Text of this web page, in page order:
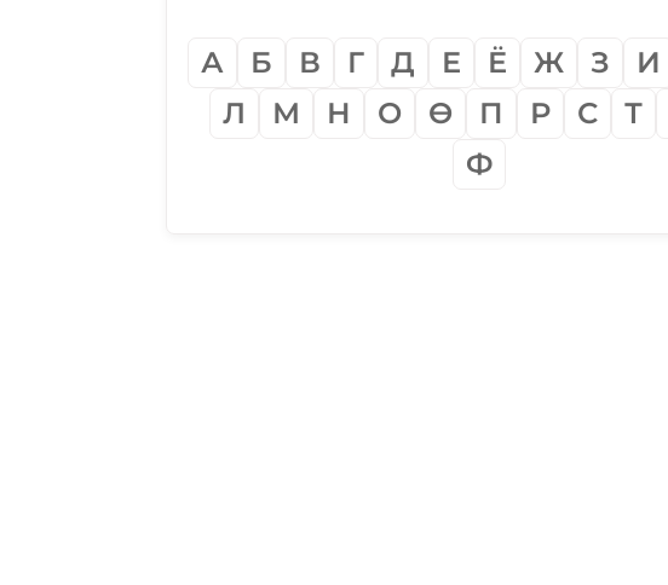
А Б В Г Д Е Ё Ж З И
Л
М Н О Ѳ П Р С Т
Ф